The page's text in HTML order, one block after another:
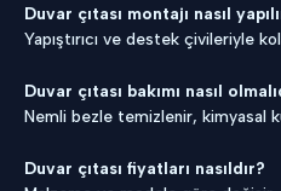
Duvar çıtası montajı nasıl
Yapıştırıcı ve destek çivileriyle
Duvar çıtası bakımı nasıl
Nemli bezle temizlenir, kimyasal
Duvar çıtası fiyatları nasıldır?